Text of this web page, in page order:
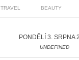
TRAVEL BEAUTY
PONDĚLÍ 3. SRPNA
UNDEFINED